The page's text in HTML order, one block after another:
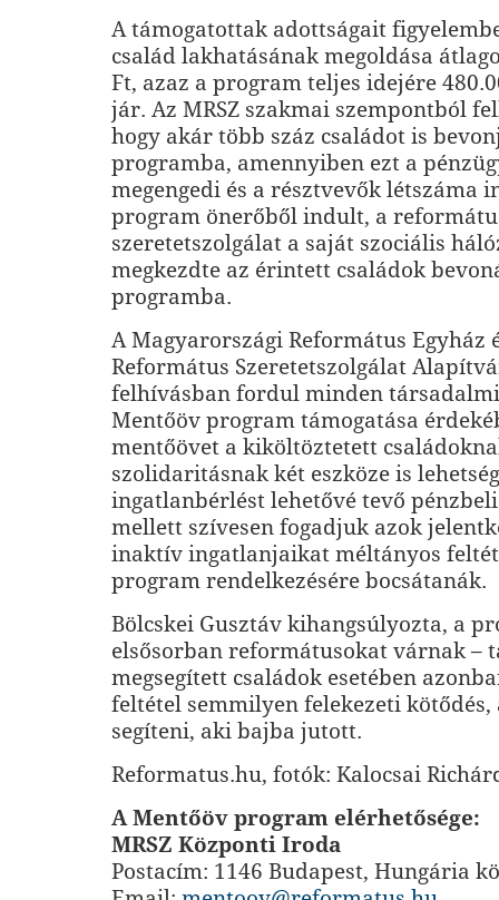
A támogatottak adottságait
család lakhatásának megoldása
Ft, azaz a program teljes idejére
jár. Az MRSZ szakmai szempontból
hogy akár több száz családot is
programba, amennyiben ezt a
megengedi és a résztvevők létszáma
program önerőből indult, a
szeretetszolgálat a saját szociális
megkezdte az érintett családok
programba.
A Magyarországi Református Egyház
Református Szeretetszolgálat
felhívásban fordul minden
Mentőöv program támogatása
mentőövet a kiköltöztetett
szolidaritásnak két eszköze is
ingatlanbérlést lehetővé tevő
mellett szívesen fogadjuk azok
inaktív ingatlanjaikat méltányos
program rendelkezésére bocsátanák.
Bölcskei Gusztáv kihangsúlyozta, a
elsősorban reformátusokat várnak –
megsegített családok esetében
feltétel semmilyen felekezeti
segíteni, aki bajba jutott.
Reformatus.hu, fotók: Kalocsai
A Mentőöv program elérhetősége:
MRSZ Központi Iroda
Postacím: 1146 Budapest, Hungária